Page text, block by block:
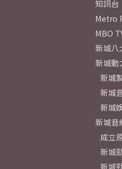
知訊台
Metro
MBO
新城八
新城動
新城
新城
新城
新城音
成立
新城
新城